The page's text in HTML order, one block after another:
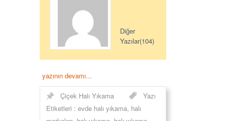
Diğer
Yazılar(104)
yazının devamı...
Çiçek Halı Yıkama
Yazı
Etiketleri : evde halı yıkama, halı